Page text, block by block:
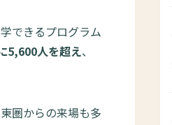
できるプログラム
5,600人を超え、
圏からの来場も多